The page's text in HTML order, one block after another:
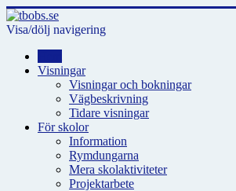
Visa/dölj navigering
Visningar
Visningar och bokningar
Vägbeskrivning
Tidare visningar
För skolor
Information
Rymdungarna
Mera skolaktiviteter
Projektarbete